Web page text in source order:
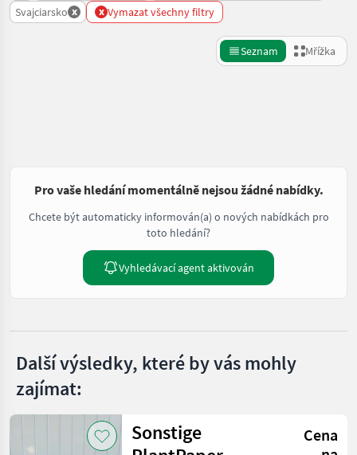
Svajciarsko x x Vymazat všechny filtry
Seznam Mřížka
Pro vaše hledání momentálně nejsou žádné nabídky.
Chcete být automaticky informován(a) o nových nabídkách pro
toto hledání?
Vyhledávací agent aktivován
Další výsledky, které by vás mohly
zajímat:
Sonstige
Cena